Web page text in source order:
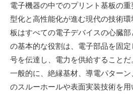
日
電子機器の中でのプリント基板の重
型化と高性能化が進む現代の技術
板はすべての電子デバイスの心臓
の基本的な役割は、電子部品を固
号を伝達し、電力を供給すること
一般的に、絶縁基材、導電パター
のスルーホールや表面実装技術を